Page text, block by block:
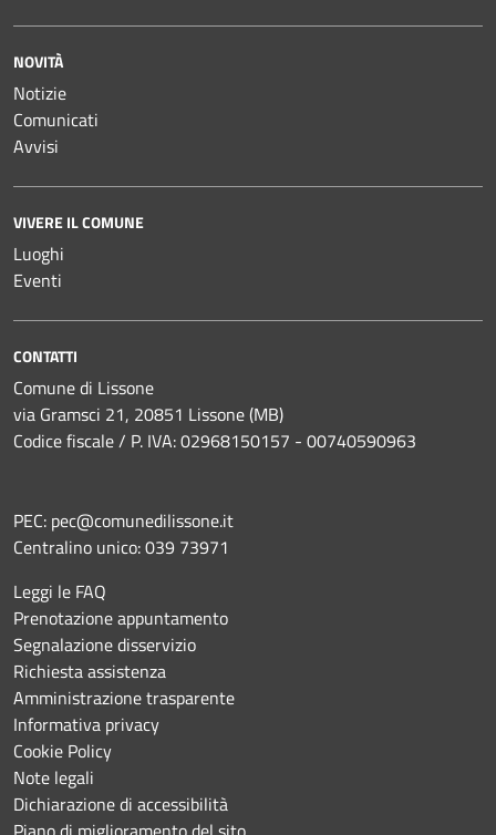
NOVITÀ
Notizie
Comunicati
Avvisi
VIVERE IL COMUNE
Luoghi
Eventi
CONTATTI
Comune di Lissone
via Gramsci 21, 20851 Lissone (MB)
Codice fiscale / P. IVA: 02968150157 - 00740590963
PEC: pec@comunedilissone.it
Centralino unico:039 73971
Leggi le FAQ
Prenotazione appuntamento
Segnalazione disservizio
Richiesta assistenza
Amministrazione trasparente
Informativa privacy
Cookie Policy
Note legali
Dichiarazione di accessibilità